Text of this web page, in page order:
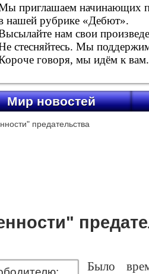
приглашаем начинающих
нашей рубрике «Дебют».
нам свои
стесняйтесь. Мы
говоря, мы идём к
Мир новостей
предательства
Было